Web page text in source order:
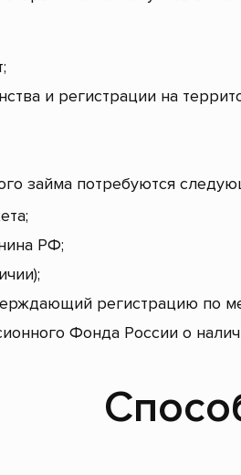
и регистрации на
займа потребуются
РФ;
регистрацию по
Фонда России о